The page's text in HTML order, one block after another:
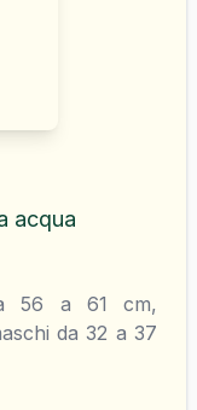
acqua
56 a 61 cm,
da 32 a 37